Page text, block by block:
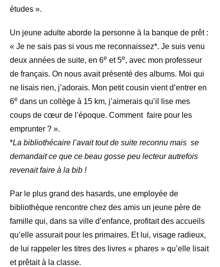
études ».
Un jeune adulte aborde la personne à la banque de prêt :
« Je ne sais pas si vous me reconnaissez*. Je suis venu
deux années de suite, en 6e et 5e, avec mon professeur
de français. On nous avait présenté des albums. Moi qui
ne lisais rien, j’adorais. Mon petit cousin vient d’entrer en
6e dans un collège à 15 km, j’aimerais qu’il lise mes
coups de cœur de l’époque. Comment faire pour les
emprunter ? ».
*La bibliothécaire l’avait tout de suite reconnu mais se
demandait ce que ce beau gosse peu lecteur autrefois
revenait faire à la bib !
Par le plus grand des hasards, une employée de
bibliothèque rencontre chez des amis un jeune père de
famille qui, dans sa ville d’enfance, profitait des accueils
qu’elle assurait pour les primaires. Et lui, visage radieux,
de lui rappeler les titres des livres « phares » qu’elle lisait
et prêtait à la classe.